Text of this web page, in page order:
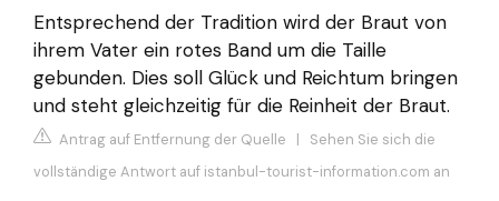
Entsprechend der Tradition wird der Braut von
ihrem Vater ein rotes Band um die Taille
gebunden. Dies soll Glück und Reichtum bringen
und steht gleichzeitig für die Reinheit der Braut.
Antrag auf Entfernung der Quelle | Sehen Sie sich die
vollständige Antwort auf istanbul-tourist-information.com an